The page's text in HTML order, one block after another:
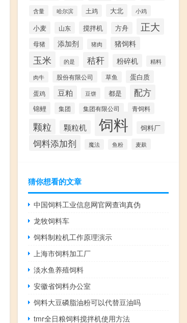
含量 哈尔滨 土鸡 大北 小鸡
小麦 山东 搅拌机 方舟 正大
母猪 添加剂 猪肉 猪饲料
玉米 的是 秸秆 粉碎机
精料
肉牛
股份有限公司 草鱼 蛋白质
蛋鸡 豆粕 豆饼 都是 配方
锦鲤 集团 集团有限公司 青饲料
颗粒 颗粒机 饲料 饲料厂
饲料添加剂 魔法 鱼粉 麦麸
猜你想看的文章
中国饲料工业信息网官网查询真伪
龙牧饲料车
饲料制粒机工作原理演示
上海市饲料加工厂
淡水鱼养殖饲料
安徽省饲料办公室
饲料大豆磷脂油粉可以代替豆油吗
tmr全日粮饲料搅拌机使用方法